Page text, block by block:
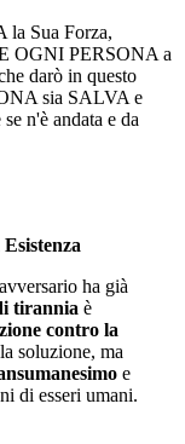
la Sua Forza,
OGNI PERSONA a
darò in questo
sia SALVA e
n'è andata e da
ha già
tirannia è
contro la
soluzione, ma
e
di esseri umani.